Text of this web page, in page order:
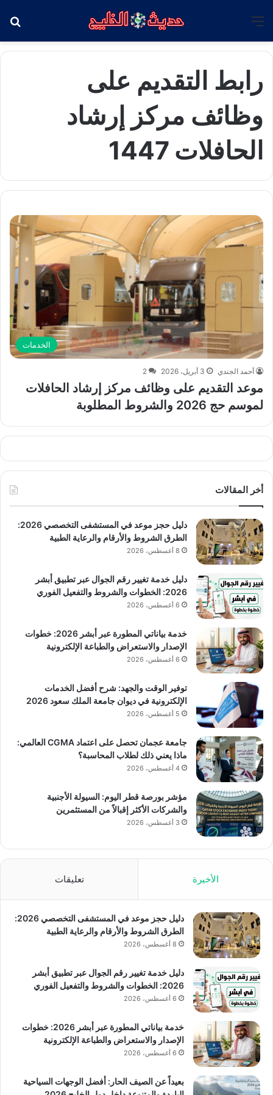
رابط التقديم على
وظائف مركز إرشاد
الحافلات 1447
الخدمات
أحمد الجندي 3 أبريل، 2026 2
موعد التقديم على وظائف مركز إرشاد الحافلات
لموسم حج 2026 والشروط المطلوبة
أخر المقالات
دليل حجز موعد في المستشفى التخصصي 2026:
الطرق الشروط والأرقام والرعاية الطبية
8 أغسطس، 2026
دليل خدمة تغيير رقم الجوال عبر تطبيق أبشر
2026: الخطوات والشروط والتفعيل الفوري
6 أغسطس، 2026
خدمة بياناتي المطورة عبر أبشر 2026: خطوات
الإصدار والاستعراض والطباعة الإلكترونية
6 أغسطس، 2026
توفير الوقت والجهد: شرح أفضل الخدمات
الإلكترونية في ديوان جامعة الملك سعود 2026
5 أغسطس، 2026
جامعة عجمان تحصل على اعتماد CGMA العالمي:
ماذا يعني ذلك لطلاب المحاسبة؟
4 أغسطس، 2026
مؤشر بورصة قطر اليوم: السيولة الأجنبية
والشركات الأكثر إقبالاً من المستثمرين
3 أغسطس، 2026
الأخيرة تعليقات
دليل حجز موعد في المستشفى التخصصي 2026:
الطرق الشروط والأرقام والرعاية الطبية
8 أغسطس، 2026
دليل خدمة تغيير رقم الجوال عبر تطبيق أبشر
2026: الخطوات والشروط والتفعيل الفوري
6 أغسطس، 2026
خدمة بياناتي المطورة عبر أبشر 2026: خطوات
الإصدار والاستعراض والطباعة الإلكترونية
6 أغسطس، 2026
بعيداً عن الصيف الحار: أفضل الوجهات السياحية